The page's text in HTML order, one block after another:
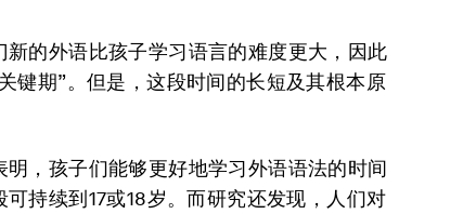
的外语比孩子学习语言的难度更大，因此
键期”。但是，这段时间的长短及其根本原
，孩子们能够更好地学习外语语法的时间
持续到17或18岁。而研究还发现，人们对